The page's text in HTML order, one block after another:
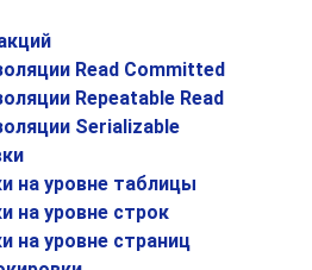
Read Committed
Repeatable Read
Serializable
на уровне таблицы
на уровне строк
на уровне страниц